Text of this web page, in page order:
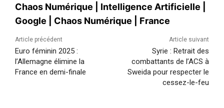
Chaos Numérique
Intelligence Artificielle
Google
Chaos Numérique France
Article précédent
Euro féminin 2025 :
l’Allemagne élimine la
France en demi-finale
Article suivant
Syrie : Retrait des
combattants de l’ACS à
Sweida pour respecter le
cessez-le-feu